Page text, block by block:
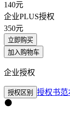
140元
企业PLUS授权
350元
立即购买
加入购物车
企业授权
授权区别 授权书范